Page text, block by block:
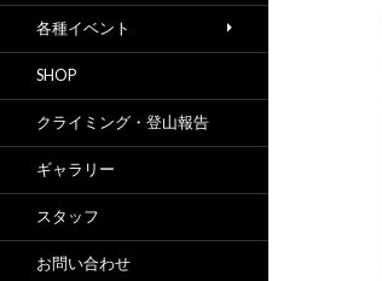
各種イベント
SHOP
クライミング・登山報告
ギャラリー
スタッフ
お問い合わせ